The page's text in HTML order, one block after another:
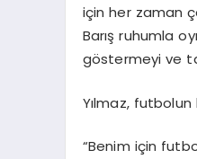
için her zaman
Barış ruhumla
göstermeyi ve
Yılmaz,
“Benim için